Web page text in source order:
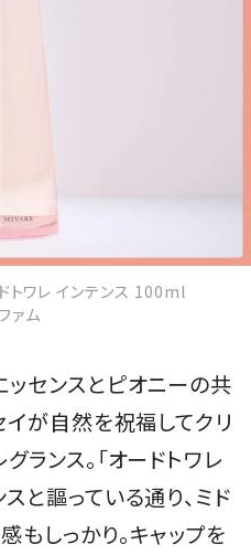
トワレ インテンス 100ml
ァム
センスとピオニーの共
イが自然を祝福してクリ
ランス。「オードトワレ
と謳っている通り、ミド
しっかり。キャップを